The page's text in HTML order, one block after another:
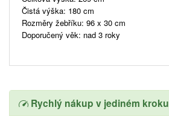
Čistá výška: 180 cm
Rozměry žebříku: 96 x 30 cm
Doporučený věk: nad 3 roky
Rychlý nákup v jediném kroku